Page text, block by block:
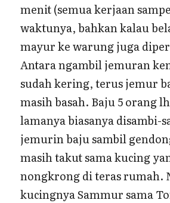
menit (semua kerjaan
waktunya, bahkan kalau
mayur ke warung juga
Antara ngambil jemuran
sudah kering, terus jemur
masih basah. Baju 5 orang
lamanya biasanya disambi-
jemurin baju sambil
masih takut sama kucing
nongkrong di teras rumah.
kucingnya Sammur sama